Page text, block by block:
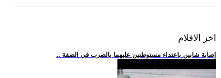
اخر الافلام
.. إصابة شابين باعتداء مستوطنين عليهما بالضرب في الضفة